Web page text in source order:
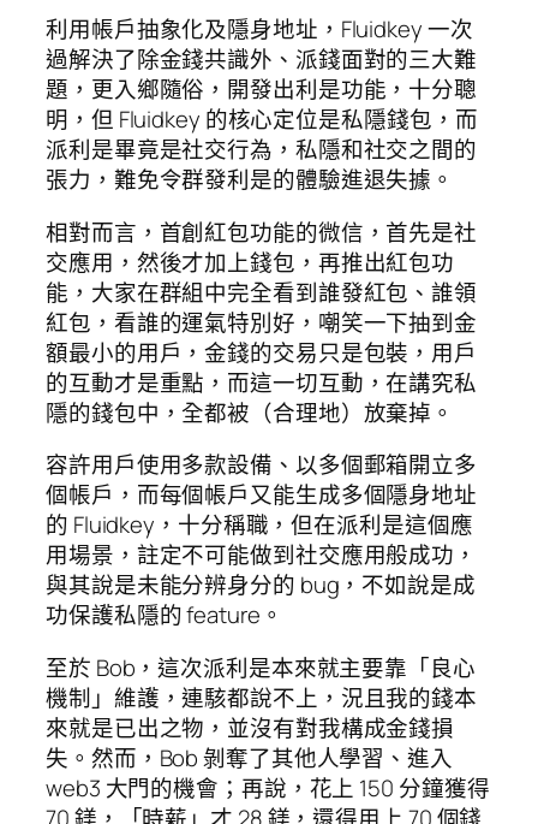
利用帳戶抽象化及隱身地址，Fluidkey 一次
過解決了除金錢共識外、派錢面對的三大難
題，更入鄉隨俗，開發出利是功能，十分聰
明，但 Fluidkey 的核心定位是私隱錢包，而
派利是畢竟是社交行為，私隱和社交之間的
張力，難免令群發利是的體驗進退失據。
相對而言，首創紅包功能的微信，首先是社
交應用，然後才加上錢包，再推出紅包功
能，大家在群組中完全看到誰發紅包、誰領
紅包，看誰的運氣特別好，嘲笑一下抽到金
額最小的用戶，金錢的交易只是包裝，用戶
的互動才是重點，而這一切互動，在講究私
隱的錢包中，全都被（合理地）放棄掉。
容許用戶使用多款設備、以多個郵箱開立多
個帳戶，而每個帳戶又能生成多個隱身地址
的 Fluidkey，十分稱職，但在派利是這個應
用場景，註定不可能做到社交應用般成功，
與其說是未能分辨身分的 bug，不如說是成
功保護私隱的 feature。
至於 Bob，這次派利是本來就主要靠「良心
機制」維護，連駭都說不上，況且我的錢本
來就是已出之物，並沒有對我構成金錢損
失。然而，Bob 剝奪了其他人學習、進入
web3 大門的機會；再說，花上 150 分鐘獲得
70 鎂，「時薪」才 28 鎂，還得用上 70 個錢